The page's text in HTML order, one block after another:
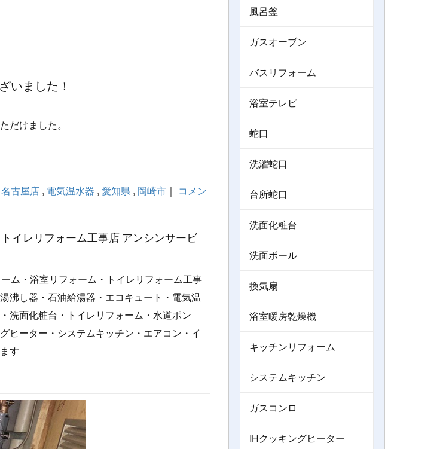
いました！
だけました。
古屋店 , 電気温水器 , 愛知県 , 岡崎市 ｜ コメン
イレリフォーム工事店 アンシンサービ
ム・浴室リフォーム・トイレリフォーム工事
沸し器・石油給湯器・エコキュート・電気温
洗面化粧台・トイレリフォーム・水道ポン
ヒーター・システムキッチン・エアコン・イ
す
風呂釜
ガスオーブン
バスリフォーム
浴室テレビ
蛇口
洗濯蛇口
台所蛇口
洗面化粧台
洗面ボール
換気扇
浴室暖房乾燥機
キッチンリフォーム
システムキッチン
ガスコンロ
IHクッキングヒーター